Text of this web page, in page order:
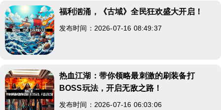
福利汹涌，《古域》全民狂欢盛大开启！
发布时间：2026-07-16 08:49:37
热血江湖：带你领略最刺激的刷装备打
BOSS玩法，开启无敌之路！
发布时间：2026-07-16 06:03:06